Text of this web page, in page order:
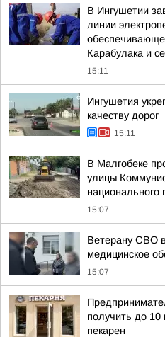
В Ингушетии
линии
Карабулака и
15:11
Ингушетия
качеству дорог
15:11
В Малгобеке
улицы
национального
15:07
Ветерану СВО
медицинское
15:07
получить до 10
пекарен